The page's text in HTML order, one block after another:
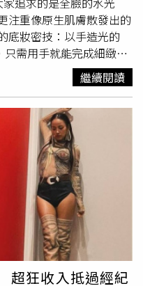
注重像原生肌膚散發出的
底妝密技：以手造光的
需用手就能完成細緻薄
品牌提供）NARS韓國首
代刷具、海綿，用指腹
1. 底妝抹出高延展，
有光澤的底妝於兩頰
家『光萃水粉底質
重複疊擦也自然輕透！
元。（圖／品牌提供）
強服貼度接著利用手指
入肌膚，維持潤澤保濕
彈技巧打造肌膚澎潤，
膚色均勻更平滑透
底妝，別忘了局部使用
非常好遮瑕，遮瑕使用
繼續閱讀
狂收入抵過經紀